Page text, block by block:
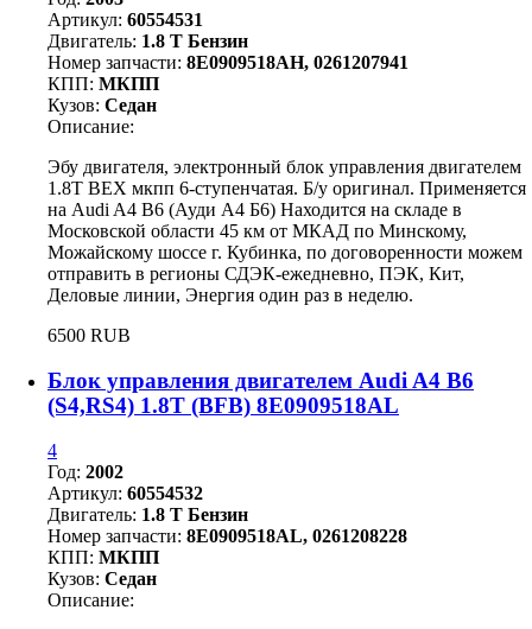
Артикул: 60554531
Двигатель: 1.8 T Бензин
Номер запчасти: 8E0909518AH, 0261207941
КПП: МКПП
Кузов: Седан
Описание:
Эбу двигателя, электронный блок управления двигателем
1.8T BEX мкпп 6-ступенчатая. Б/у оригинал. Применяется
на Audi A4 B6 (Ауди А4 Б6) Находится на складе в
Московской области 45 км от МКАД по Минскому,
Можайскому шоссе г. Кубинка, по договоренности можем
отправить в регионы СДЭК-ежедневно, ПЭК, Кит,
Деловые линии, Энергия один раз в неделю.
6500 RUB
Блок управления двигателем Audi A4 B6
(S4,RS4) 1.8T (BFB) 8E0909518AL
4
Год: 2002
Артикул: 60554532
Двигатель: 1.8 T Бензин
Номер запчасти: 8E0909518AL, 0261208228
КПП: МКПП
Кузов: Седан
Описание: